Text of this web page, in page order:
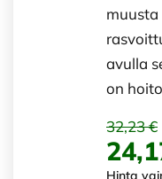
muusta
avulla
on
32,23 €
Hinta